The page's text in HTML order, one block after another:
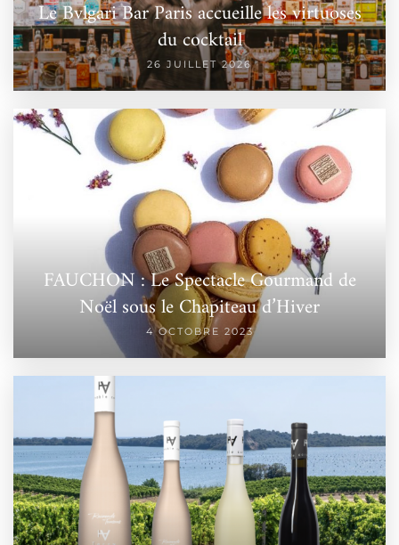
Le Bvlgari Bar Paris accueille les virtuoses
du cocktail
26 JUILLET 2026
FAUCHON : Le Spectacle Gourmand de
Noël sous le Chapiteau d’Hiver
4 OCTOBRE 2023